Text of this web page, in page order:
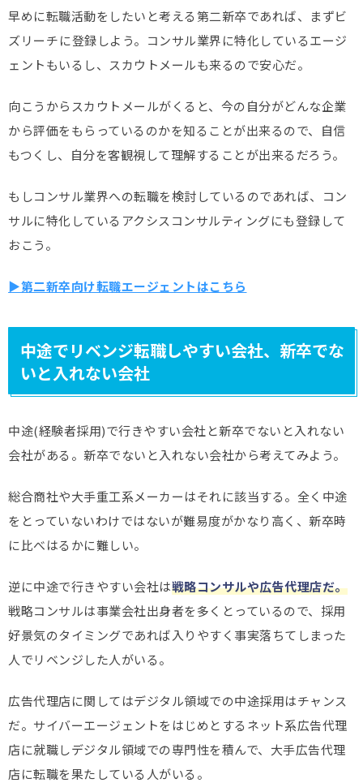
早めに転職活動をしたいと考える第二新卒であれば、まずビ
ズリーチに登録しよう。コンサル業界に特化しているエージ
ェントもいるし、スカウトメールも来るので安心だ。
向こうからスカウトメールがくると、今の自分がどんな企業
から評価をもらっているのかを知ることが出来るので、自信
もつくし、自分を客観視して理解することが出来るだろう。
もしコンサル業界への転職を検討しているのであれば、コン
サルに特化しているアクシスコンサルティングにも登録して
おこう。
▶第二新卒向け転職エージェントはこちら
中途でリベンジ転職しやすい会社、新卒でな
いと入れない会社
中途(経験者採用)で行きやすい会社と新卒でないと入れない
会社がある。新卒でないと入れない会社から考えてみよう。
総合商社や大手重工系メーカーはそれに該当する。全く中途
をとっていないわけではないが難易度がかなり高く、新卒時
に比べはるかに難しい。
逆に中途で行きやすい会社は戦略コンサルや広告代理店だ。
戦略コンサルは事業会社出身者を多くとっているので、採用
好景気のタイミングであれば入りやすく事実落ちてしまった
人でリベンジした人がいる。
広告代理店に関してはデジタル領域での中途採用はチャンス
だ。サイバーエージェントをはじめとするネット系広告代理
店に就職しデジタル領域での専門性を積んで、大手広告代理
店に転職を果たしている人がいる。